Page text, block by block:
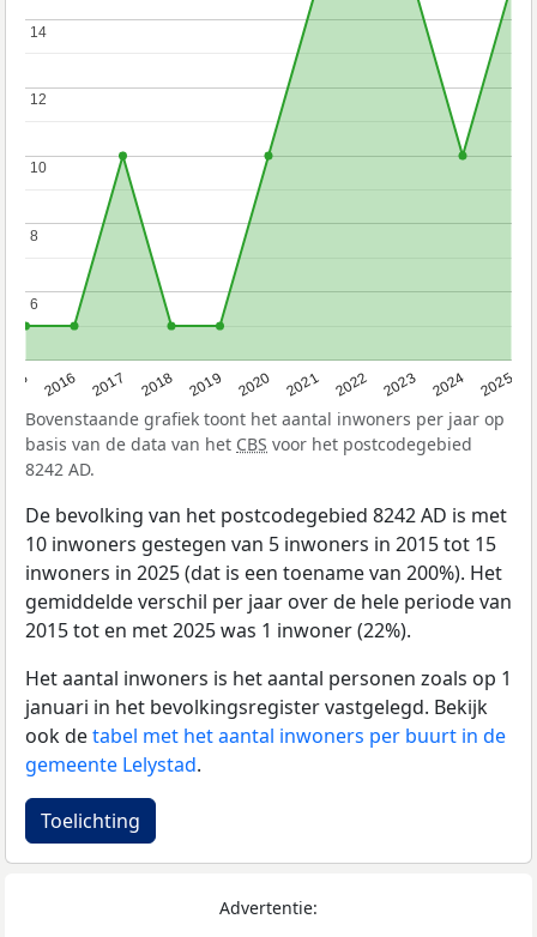
2016 2017 2018 2019 2020 2021 2022 2023 2024 2025
6
6
8
8
10
10
12
12
14
14
Bovenstaande grafiek toont het aantal inwoners per jaar op
basis van de data van het CBS voor het postcodegebied
8242 AD.
De bevolking van het postcodegebied 8242 AD is met
10 inwoners gestegen van 5 inwoners in 2015 tot 15
inwoners in 2025 (dat is een toename van 200%). Het
gemiddelde verschil per jaar over de hele periode van
2015 tot en met 2025 was 1 inwoner (22%).
Het aantal inwoners is het aantal personen zoals op 1
januari in het bevolkingsregister vastgelegd. Bekijk
ook detabel met het aantal inwoners per buurt in de
gemeente Lelystad.
Toelichting
Advertentie: